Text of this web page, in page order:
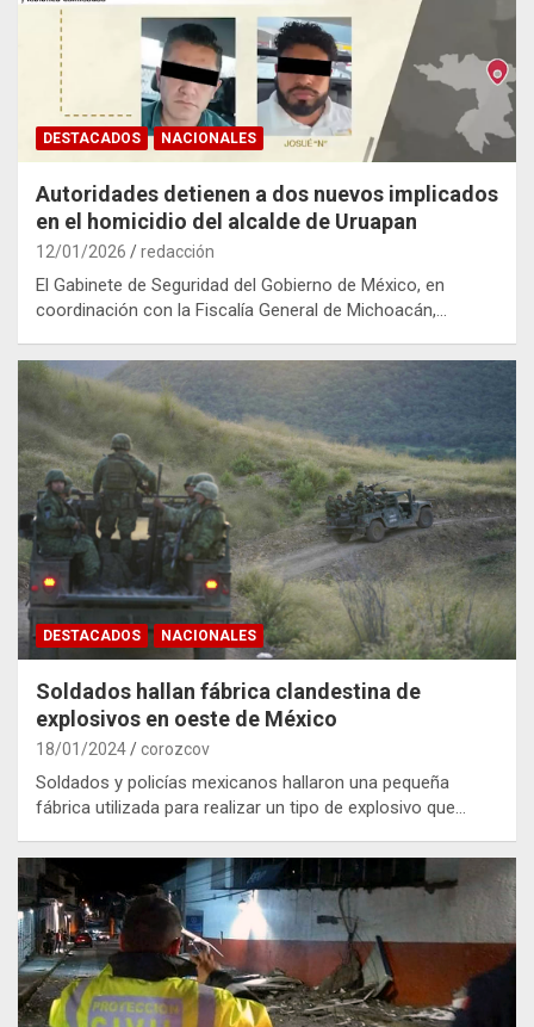
DESTACADOS NACIONALES
Autoridades detienen a dos nuevos implicados
en el homicidio del alcalde de Uruapan
12/01/2026 redacción
El Gabinete de Seguridad del Gobierno de México, en
coordinación con la Fiscalía General de Michoacán,…
DESTACADOS NACIONALES
Soldados hallan fábrica clandestina de
explosivos en oeste de México
18/01/2024 corozcov
Soldados y policías mexicanos hallaron una pequeña
fábrica utilizada para realizar un tipo de explosivo que…